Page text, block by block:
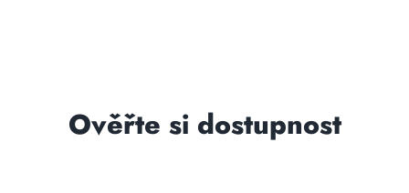
Ověřte si dostupnost